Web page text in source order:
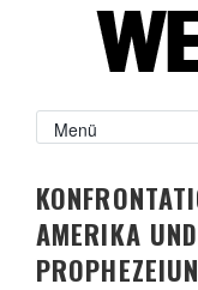
AMERIKA